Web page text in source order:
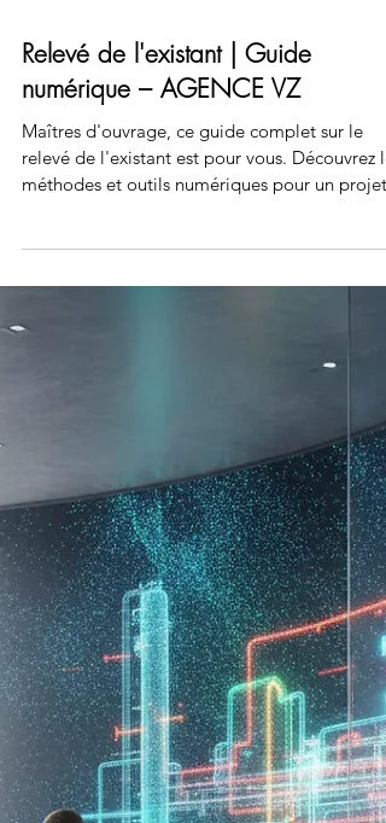
relevé de l'existant est pour vous. Découvrez